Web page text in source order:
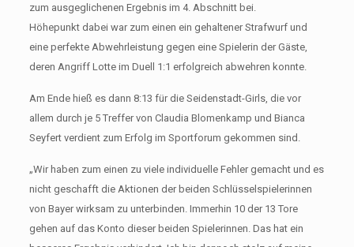
zum ausgeglichenen Ergebnis im 4. Abschnitt bei.
Höhepunkt dabei war zum einen ein gehaltener Strafwurf und
eine perfekte Abwehrleistung gegen eine Spielerin der Gäste,
deren Angriff Lotte im Duell 1:1 erfolgreich abwehren konnte.
Am Ende hieß es dann 8:13 für die Seidenstadt-Girls, die vor
allem durch je 5 Treffer von Claudia Blomenkamp und Bianca
Seyfert verdient zum Erfolg im Sportforum gekommen sind.
„Wir haben zum einen zu viele individuelle Fehler gemacht und es
nicht geschafft die Aktionen der beiden Schlüsselspielerinnen
von Bayer wirksam zu unterbinden. Immerhin 10 der 13 Tore
gehen auf das Konto dieser beiden Spielerinnen. Das hat ein